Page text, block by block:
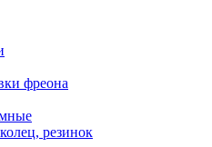
фреона
резинок